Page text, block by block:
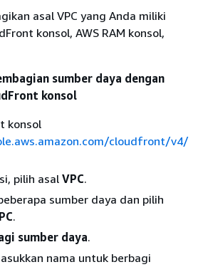
asal VPC yang Anda miliki
konsol, AWS RAM konsol,
sumber daya dengan
konsol
konsol
cloudfront/v4/
pilih asal VPC.
sumber daya dan pilih
.
sumber daya.
nama untuk berbagi